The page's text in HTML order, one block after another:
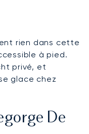
rien dans cette
à pied.
privé, et
glace chez
De